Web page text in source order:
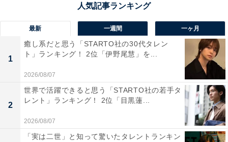
『おコメの女－国税局資料調査課・雑国室－』に関する商品を
最新 一週間 一ヶ月
1
癒し系だと思う「STARTO社の30代タレン
ト」ランキング！ 2位「伊野尾慧」を...
2026/08/07
2
世界で活躍できると思う「STARTO社の若手タ
レント」ランキング！ 2位「目黒蓮...
2026/08/07
「実は二世」と知って驚いたタレントランキン